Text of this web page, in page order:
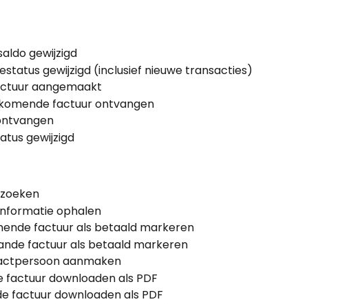
gewijzigd
gewijzigd (inclusief nieuwe transacties)
aangemaakt
factuur ontvangen
gewijzigd
ophalen
factuur als betaald markeren
factuur als betaald markeren
aanmaken
factuur downloaden als PDF
factuur downloaden als PDF